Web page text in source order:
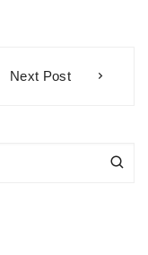
Next Post